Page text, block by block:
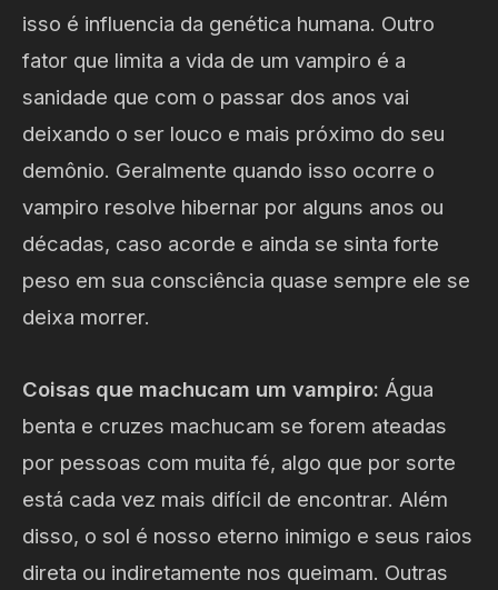
isso é influencia da genética humana. Outro
fator que limita a vida de um vampiro é a
sanidade que com o passar dos anos vai
deixando o ser louco e mais próximo do seu
demônio. Geralmente quando isso ocorre o
vampiro resolve hibernar por alguns anos ou
décadas, caso acorde e ainda se sinta forte
peso em sua consciência quase sempre ele se
deixa morrer.
Coisas que machucam um vampiro: Água
benta e cruzes machucam se forem ateadas
por pessoas com muita fé, algo que por sorte
está cada vez mais difícil de encontrar. Além
disso, o sol é nosso eterno inimigo e seus raios
direta ou indiretamente nos queimam. Outras